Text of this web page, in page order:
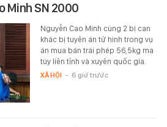
Minh SN 2000
Nguyễn Cao Minh cùng 2 bị can
khác bị tuyên án tử hình trong vụ
án mua bán trái phép 56,5kg ma
túy liên tỉnh và xuyên quốc gia.
XÃ HỘI - 6 giờ trước